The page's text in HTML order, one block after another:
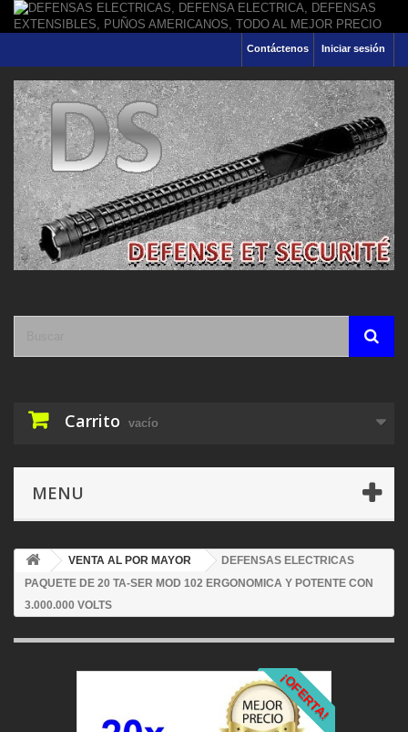
Iniciar sesión
Contáctenos
Carrito vacío
MENU
VENTA AL POR MAYOR
DEFENSAS ELECTRICAS
PAQUETE DE 20 TA-SER MOD 102 ERGONOMICA Y POTENTE CON
3.000.000 VOLTS
¡OFERTA!